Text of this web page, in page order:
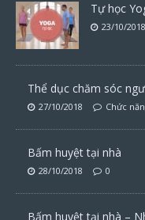
Tự học
23/10/2018
Thể dục chăm sóc
27/10/2018 Chức
Bấm huyệt tại nhà
28/10/2018 0
Bấm huyệt tại nhà –